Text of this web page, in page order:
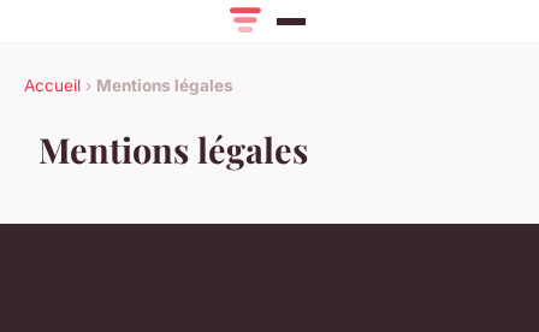
Accueil › Mentions légales
Mentions légales